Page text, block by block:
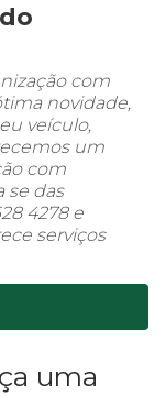
com
novidade,
veículo,
um
com
se das
4278 e
serviços
uma